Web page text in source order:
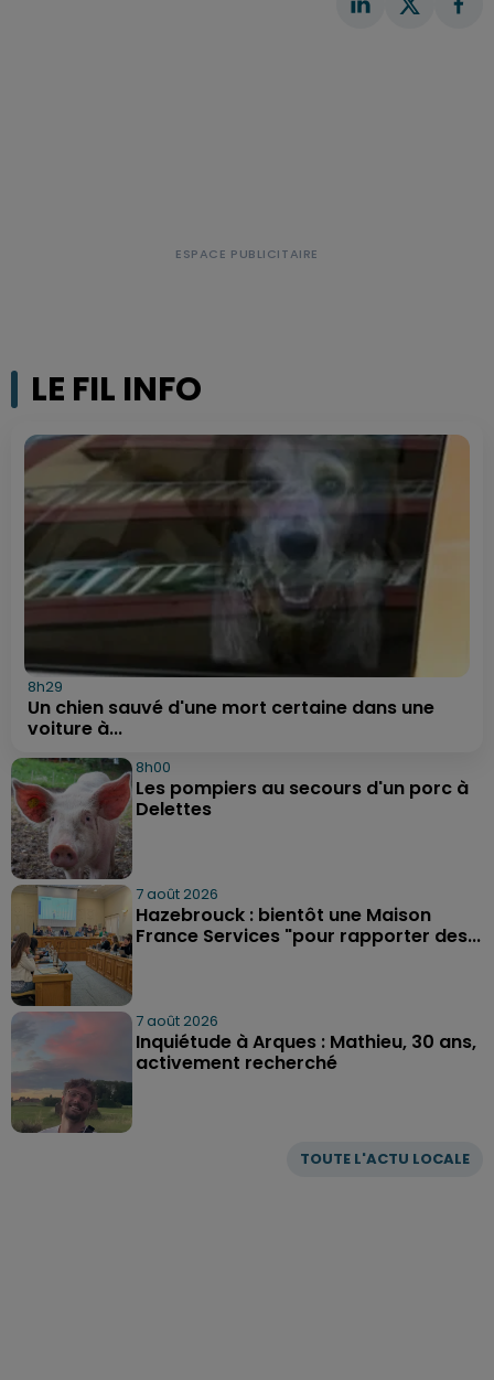
LE FIL INFO
TOUTE L'ACTU LOCALE
8h29
Un chien sauvé d'une mort certaine dans une
voiture à...
8h00
Les pompiers au secours d'un porc à
Delettes
7 août 2026
Hazebrouck : bientôt une Maison
France Services "pour rapporter des...
7 août 2026
Inquiétude à Arques : Mathieu, 30 ans,
activement recherché